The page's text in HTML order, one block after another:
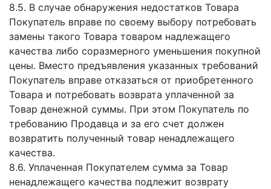
8.5. В случае обнаружения недостатков Товара
Покупатель вправе по своему выбору потребовать
замены такого Товара товаром надлежащего
качества либо соразмерного уменьшения покупной
цены. Вместо предъявления указанных требований
Покупатель вправе отказаться от приобретенного
Товара и потребовать возврата уплаченной за
Товар денежной суммы. При этом Покупатель по
требованию Продавца и за его счет должен
возвратить полученный товар ненадлежащего
качества.
8.6. Уплаченная Покупателем сумма за Товар
ненадлежащего качества подлежит возврату